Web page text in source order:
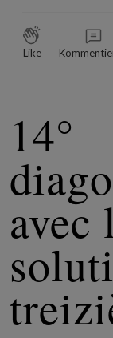
Like
14°
avec